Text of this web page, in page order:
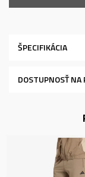
ŠPECIFIKÁCIA
DOSTUPNOSŤ NA